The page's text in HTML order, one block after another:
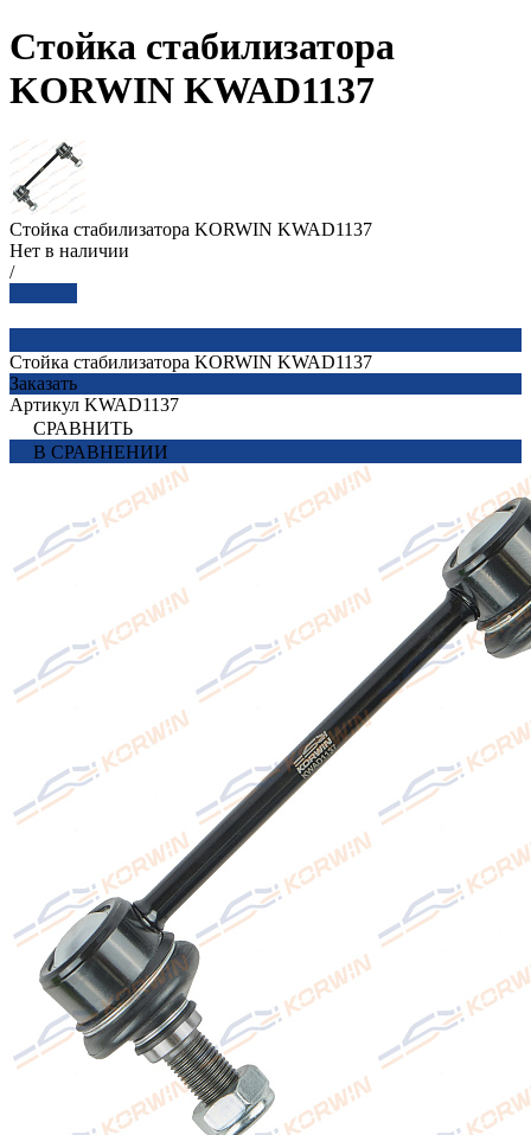
Стойка стабилизатора
KORWIN KWAD1137
Стойка стабилизатора KORWIN KWAD1137
Нет в наличии
/
Стойка стабилизатора KORWIN KWAD1137
Заказать
Артикул KWAD1137
СРАВНИТЬ
В СРАВНЕНИИ